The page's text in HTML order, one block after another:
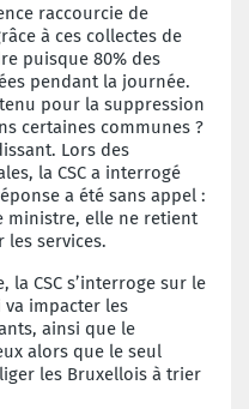
raccourcie de
à ces collectes de
puisque 80% des
pendant la journée.
pour la suppression
certaines communes ?
Lors des
la CSC a interrogé
a été sans appel :
ministre, elle ne retient
les services.
CSC s’interroge sur le
impacter les
ainsi que le
alors que le seul
les Bruxellois à trier